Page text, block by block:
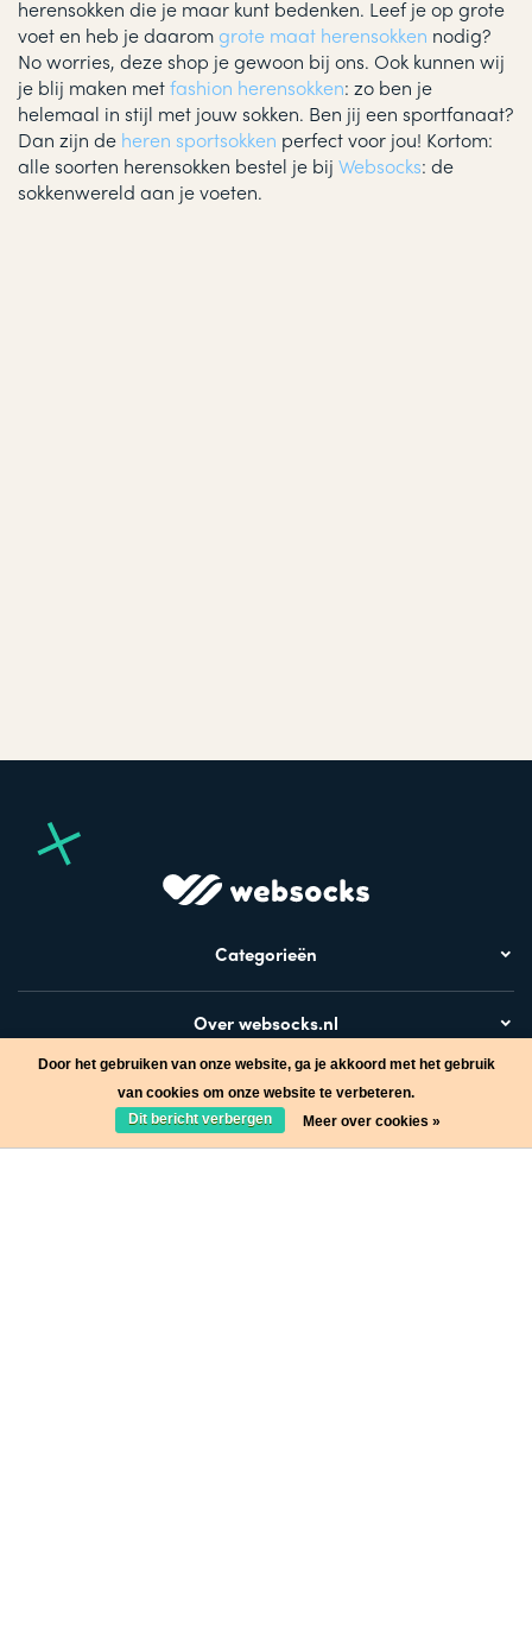
herensokken die je maar kunt bedenken. Leef je op grote
voet en heb je daarom grote maat herensokken nodig?
No worries, deze shop je gewoon bij ons. Ook kunnen wij
je blij maken metfashion herensokken: zo ben je
helemaal in stijl met jouw sokken. Ben jij een sportfanaat?
Dan zijn de heren sportsokken perfect voor jou! Kortom:
alle soorten herensokken bestel je bij Websocks: de
sokkenwereld aan je voeten.
Categorieën
Over websocks.nl
Bezoek ook
Door het gebruiken van onze website, ga je akkoord met het gebruik
van cookies om onze website te verbeteren.
Dit bericht verbergen
Meer over cookies »